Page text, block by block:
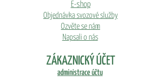
E-shop
Objednávka svozové služby
Ozvěte se nám
Napsali o nás
ZÁKAZNICKÝ ÚČET
administrace účtu